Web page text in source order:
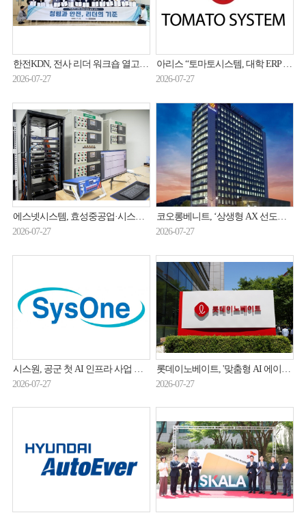
한전KDN, 전사 리더 워크숍 열고 신사업·현안 해결 방안 논의
2026-07-27
아리스 “토마토시스템, 대학 ERP 슈퍼사이클 수혜…2026년 매출 320억원·흑자전환 전망”
2026-07-27
에스넷시스템, 효성중공업·시스코와 디지털 변전소 기술 검증
2026-07-27
코오롱베니트, ‘상생형 AX 선도모델 구축지원사업’ 주관기관 선정
2026-07-27
시스원, 공군 첫 AI 인프라 사업 나선다
2026-07-27
롯데이노베이트, '맞춤형 AI 에이전트'로 롯데 AX 이끈다
2026-07-27